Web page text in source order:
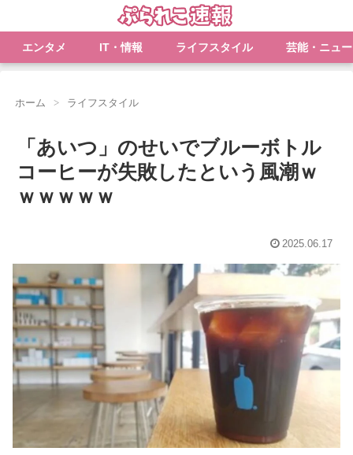
エンタメ IT・情報 ライフスタイル 芸能・ニュ
ホーム ライフスタイル
「あいつ」のせいでブルーボトル
コーヒーが失敗したという風潮ｗ
ｗｗｗｗｗ
2025.06.17